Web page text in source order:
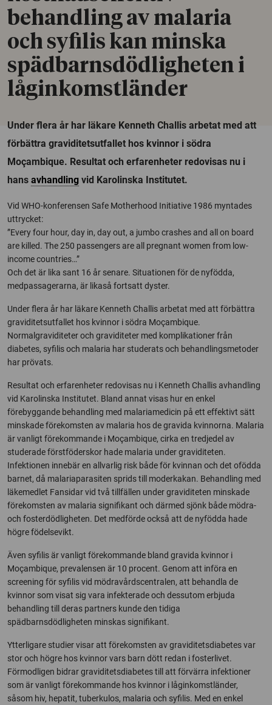
behandling av malaria
och syfilis kan minska
spädbarnsdödligheten i
låginkomstländer
Under flera år har läkare Kenneth Challis arbetat med att
förbättra graviditetsutfallet hos kvinnor i södra
Moçambique. Resultat och erfarenheter redovisas nu i
hans avhandling vid Karolinska Institutet.
Vid WHO-konferensen Safe Motherhood Initiative 1986 myntades
uttrycket:
”Every four hour, day in, day out, a jumbo crashes and all on board
are killed. The 250 passengers are all pregnant women from low-
income countries…”
Och det är lika sant 16 år senare. Situationen för de nyfödda,
medpassagerarna, är likaså fortsatt dyster.
Under flera år har läkare Kenneth Challis arbetat med att förbättra
graviditetsutfallet hos kvinnor i södra Moçambique.
Normalgraviditeter och graviditeter med komplikationer från
diabetes, syfilis och malaria har studerats och behandlingsmetoder
har prövats.
Resultat och erfarenheter redovisas nu i Kenneth Challis avhandling
vid Karolinska Institutet. Bland annat visas hur en enkel
förebyggande behandling med malariamedicin på ett effektivt sätt
minskade förekomsten av malaria hos de gravida kvinnorna. Malaria
är vanligt förekommande i Moçambique, cirka en tredjedel av
studerade förstföderskor hade malaria under graviditeten.
Infektionen innebär en allvarlig risk både för kvinnan och det ofödda
barnet, då malariaparasiten sprids till moderkakan. Behandling med
läkemedlet Fansidar vid två tillfällen under graviditeten minskade
förekomsten av malaria signifikant och därmed sjönk både mödra-
och fosterdödligheten. Det medförde också att de nyfödda hade
högre födelsevikt.
Även syfilis är vanligt förekommande bland gravida kvinnor i
Moçambique, prevalensen är 10 procent. Genom att införa en
screening för syfilis vid mödravårdscentralen, att behandla de
kvinnor som visat sig vara infekterade och dessutom erbjuda
behandling till deras partners kunde den tidiga
spädbarnsdödligheten minskas signifikant.
Ytterligare studier visar att förekomsten av graviditetsdiabetes var
stor och högre hos kvinnor vars barn dött redan i fosterlivet.
Förmodligen bidrar graviditetsdiabetes till att förvärra infektioner
som är vanligt förekommande hos kvinnor i låginkomstländer,
såsom hiv, hepatit, tuberkulos, malaria och syfilis. Med en enkel